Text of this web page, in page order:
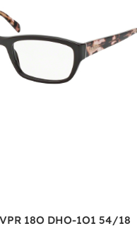
18O DHO-1O1 54/18